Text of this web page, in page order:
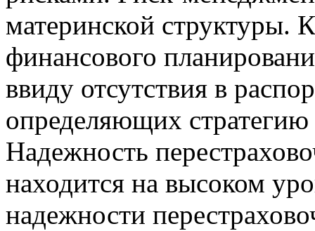
материнской структуры.
финансового
ввиду отсутствия в
определяющих
Надежность
находится на высоком
надежности